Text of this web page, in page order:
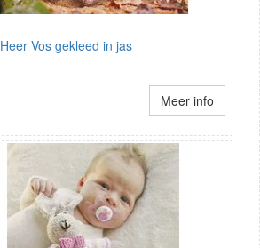
Heer Vos gekleed in jas
Meer info